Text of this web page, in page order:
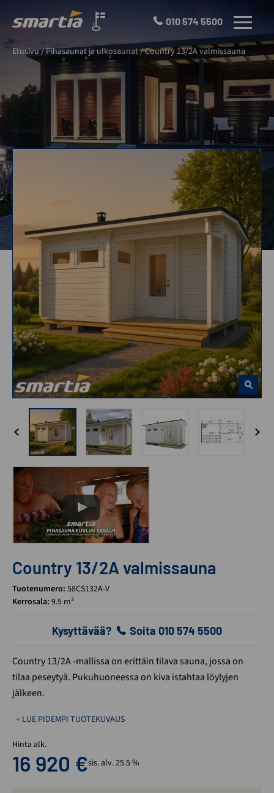
Smartia
Oy
010 574 5500 VALIKKO
Etusivu/Pihasaunat ja ulkosaunat/Country 13/2A valmissauna
Country 13/2A valmissauna
Tuotenumero: 58CS132A-V
Kerrosala: 9.5 m²
Kysyttävää? Soita 010 574 5500
Country 13/2A -mallissa on erittäin tilava sauna, jossa on
tilaa peseytyä. Pukuhuoneessa on kiva istahtaa löylyjen
jälkeen.
+ LUE PIDEMPI TUOTEKUVAUS
Hinta alk.
16 920 €sis. alv. 25.5 %